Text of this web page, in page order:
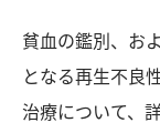
貧血の鑑別、お
となる再生不良
治療について、